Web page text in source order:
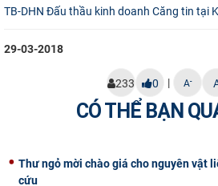
TB-DHN Đấu thầu kinh doanh Căng tin tại
29-03-2018
233 0 | A-
CÓ THỂ BẠN
Thư ngỏ mời chào giá cho nguyên vật
cứu